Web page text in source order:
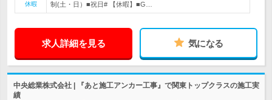
休暇
制(土・日）■祝日# 【休暇】■G…
求人詳細を見る 気になる
中央総業株式会社 | 『あと施工アンカー工事』で関東トップクラスの施工実
績